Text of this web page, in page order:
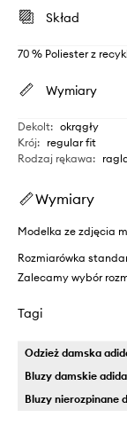
Skład
70 % Poliester z
Wymiary
Dekolt: okrągły
Krój: regular fit
Rodzaj rękawa:
Wymiary
Modelka ze zdjęcia
Rozmiarówka
Zalecamy wybór
Tagi
Odzież damska
Bluzy damskie
Bluzy nierozpinane